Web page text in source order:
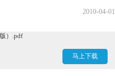
2010-04-01
）.pdf
马上下载